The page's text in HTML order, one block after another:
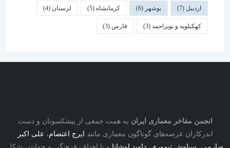
بوشهر کرمانشاه(5) لرستان (4)
کهکیلویه و بویراحمد(3) فارس
مفاخر معماری ایرانبه همت جمعی از پیشکسوتان و دست
عرصه‌های گوناگون معماری مانندایرج اعتصام،علی اکبر